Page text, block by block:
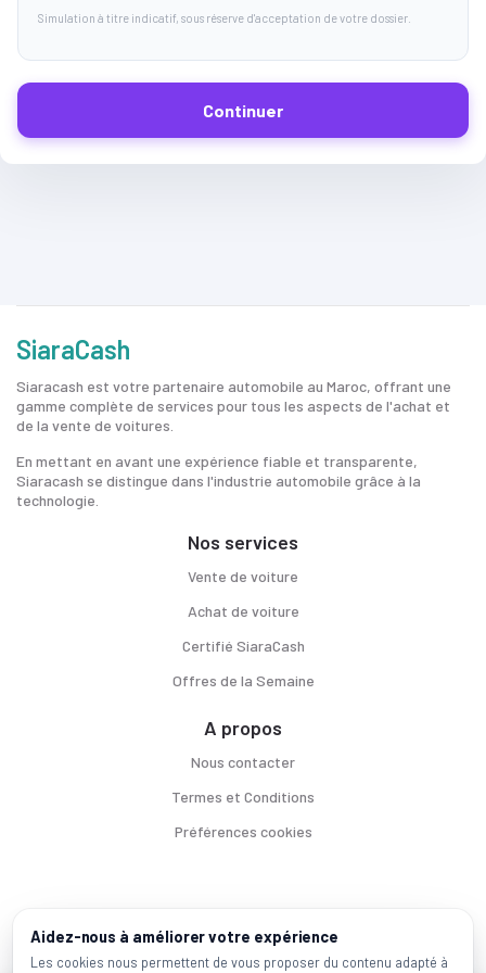
Simulation à titre indicatif, sous réserve d'acceptation de votre dossier.
Continuer
SiaraCash
Siaracash est votre partenaire automobile au Maroc, offrant une
gamme complète de services pour tous les aspects de l'achat et
de la vente de voitures.
En mettant en avant une expérience fiable et transparente,
Siaracash se distingue dans l'industrie automobile grâce à la
technologie.
Nos services
Vente de voiture
Achat de voiture
Certifié SiaraCash
Offres de la Semaine
A propos
Nous contacter
Termes et Conditions
Préférences cookies
Voitures par ville
Casablanca | | Mohammadia |Salé | |
Aidez-nous à améliorer votre expérience
Les cookies nous permettent de vous proposer du contenu adapté à